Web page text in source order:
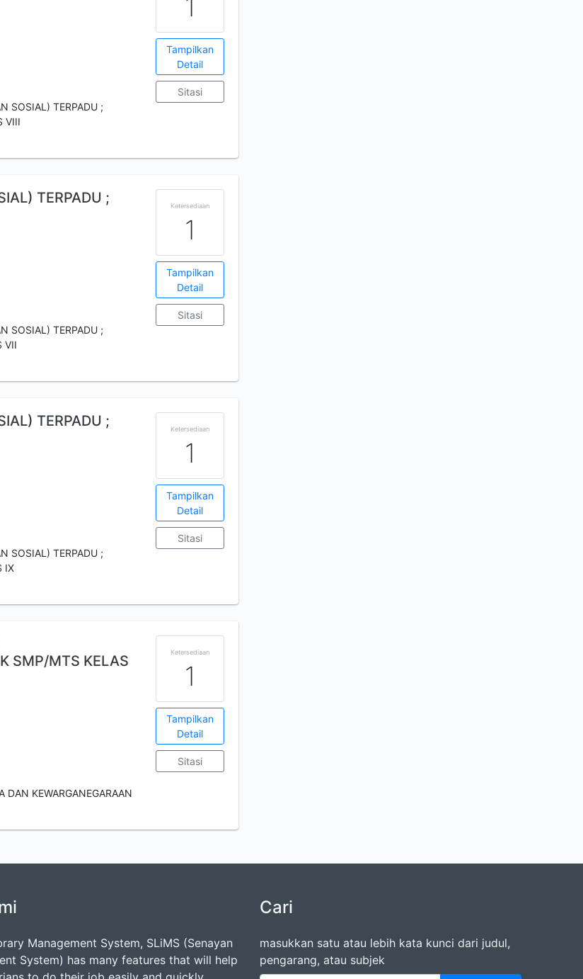
SOSIAL) TERPADU ;
VIII
1
Tampilkan
Detail
Sitasi
TERPADU ;
SOSIAL) TERPADU ;
VII
Ketersediaan
1
Tampilkan
Detail
Sitasi
TERPADU ;
SOSIAL) TERPADU ;
IX
Ketersediaan
1
Tampilkan
Detail
Sitasi
SMP/MTS KELAS
DAN KEWARGANEGARAAN
Ketersediaan
1
Tampilkan
Detail
Sitasi
Management System, SLiMS (Senayan
System) has many features that will help
Cari
masukkan satu atau lebih kata kunci dari judul,
pengarang, atau subjek